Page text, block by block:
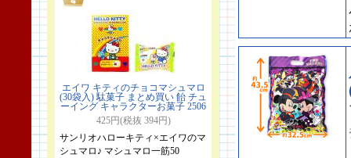
エイワ キティのチョコマシュマロ
(30袋入) 駄菓子 まとめ買い 飴 チュ
ーイング キャラクターお菓子 2506
425円(税抜 394円)
サンリオハローキティ×エイワのマ
シュマロ♪ マシュマロ一筋50